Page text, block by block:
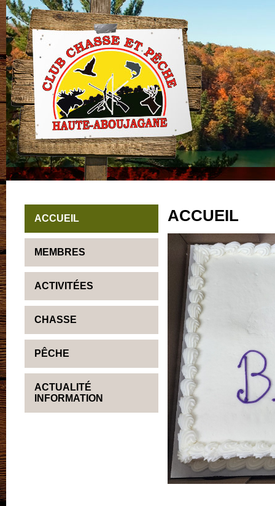
ACCUEIL
MEMBRES
ACTIVITÉES
CHASSE
PÊCHE
ACTUALITÉ
INFORMATION
ACCUEIL